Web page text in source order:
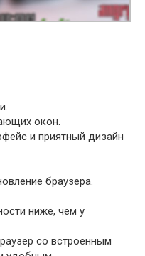
окон.
и приятный дизайн
браузера.
ниже, чем у
со встроенным